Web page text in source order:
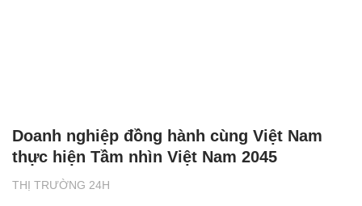
THỊ TRƯỜNG 24H
Doanh nghiệp đồng hành cùng Việt Nam
thực hiện Tầm nhìn Việt Nam 2045